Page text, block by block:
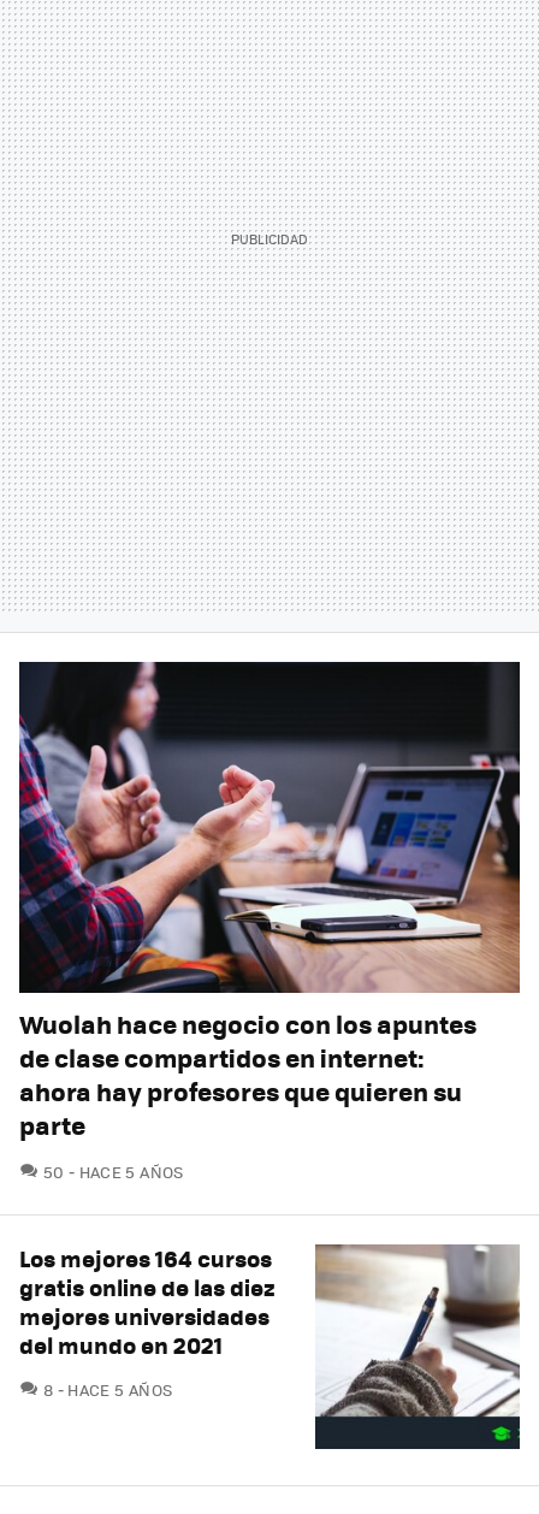
Wuolah hace negocio con los apuntes
de clase compartidos en internet:
ahora hay profesores que quieren su
parte
50 COMENTARIOS
HACE 5 AÑOS
Los mejores 164 cursos
gratis online de las diez
mejores universidades
del mundo en 2021
8 COMENTARIOS
HACE 5 AÑOS